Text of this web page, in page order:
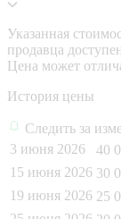
Указанная
продавца
Цена может
История цены
Следить за
3 июня 2026
40
15 июня 2026 30
19 июня 2026 25